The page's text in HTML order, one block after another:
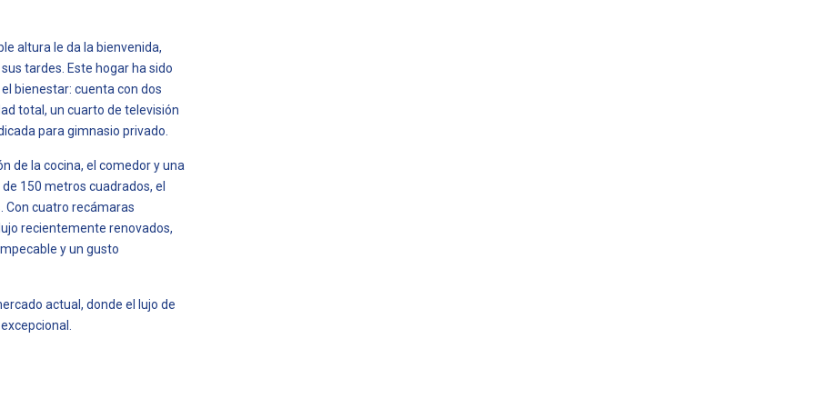
altura le da la bienvenida,
tardes. Este hogar ha sido
bienestar: cuenta con dos
total, un cuarto de televisión
para gimnasio privado.
de la cocina, el comedor y una
150 metros cuadrados, el
Con cuatro recámaras
recientemente renovados,
y un gusto
actual, donde el lujo de